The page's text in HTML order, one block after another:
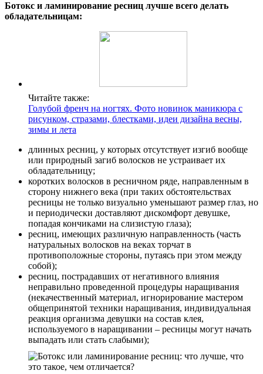
Ботокс и ламинирование ресниц лучше всего делать
обладательницам:
Читайте также:
Голубой френч на ногтях. Фото новинок маникюра с
рисунком, стразами, блестками, идеи дизайна весны,
зимы и лета
длинных ресниц, у которых отсутствует изгиб вообще
или природный загиб волосков не устраивает их
обладательницу;
коротких волосков в ресничном ряде, направленным в
сторону нижнего века (при таких обстоятельствах
ресницы не только визуально уменьшают размер глаз, но
и периодически доставляют дискомфорт девушке,
попадая кончиками на слизистую глаза);
ресниц, имеющих различную направленность (часть
натуральных волосков на веках торчат в
противоположные стороны, путаясь при этом между
собой);
ресниц, пострадавших от негативного влияния
неправильно проведенной процедуры наращивания
(некачественный материал, игнорирование мастером
общепринятой техники наращивания, индивидуальная
реакция организма девушки на состав клея,
используемого в наращивании – ресницы могут начать
выпадать или стать слабыми);